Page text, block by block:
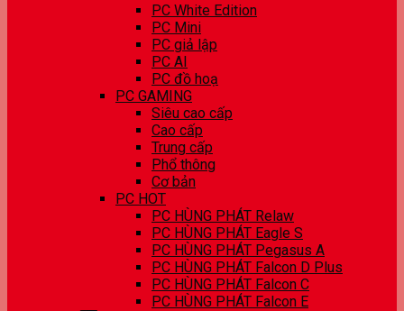
PC White Edition
PC Mini
PC giả lập
PC AI
PC đồ hoạ
PC GAMING
Siêu cao cấp
Cao cấp
Trung cấp
Phổ thông
Cơ bản
PC HOT
PC HÙNG PHÁT Relaw
PC HÙNG PHÁT Eagle S
PC HÙNG PHÁT Pegasus A
PC HÙNG PHÁT Falcon D Plus
PC HÙNG PHÁT Falcon C
PC HÙNG PHÁT Falcon E